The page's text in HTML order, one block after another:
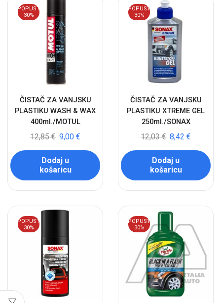
POPUST
30%
ČISTAČ ZA VANJSKU
PLASTIKU WASH & WAX
400ml./MOTUL
12,85€ 9,00 €
Dodaj u
košaricu
POPUST
30%
ČISTAČ ZA VANJSKU
PLASTIKU XTREME GEL
250ml./SONAX
12,03€ 8,42 €
Dodaj u
košaricu
POPUST
30%
POPUST
30%